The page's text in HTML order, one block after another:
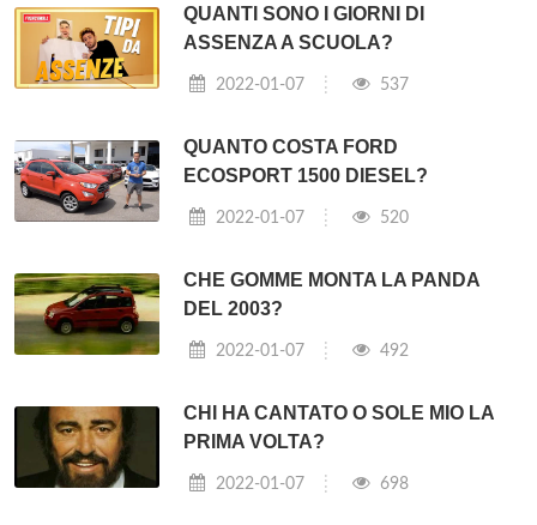
QUANTI SONO I GIORNI DI
ASSENZA A SCUOLA?
2022-01-07 537
QUANTO COSTA FORD
ECOSPORT 1500 DIESEL?
2022-01-07 520
CHE GOMME MONTA LA PANDA
DEL 2003?
2022-01-07 492
CHI HA CANTATO O SOLE MIO LA
PRIMA VOLTA?
2022-01-07 698